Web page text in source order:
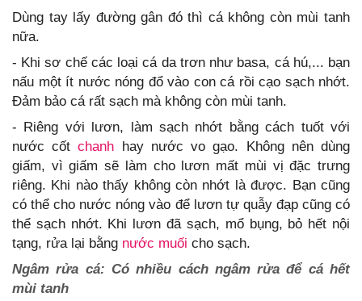
Dùng tay lấy đường gân đó thì cá không còn mùi tanh
nữa.
- Khi sơ chế các loại cá da trơn như basa, cá hú,... bạn
nấu một ít nước nóng đổ vào con cá rồi cạo sạch nhớt.
Đảm bảo cá rất sạch mà không còn mùi tanh.
- Riêng với lươn, làm sạch nhớt bằng cách tuốt với
nước cốtchanh hay nước vo gạo. Không nên dùng
giấm, vì giấm sẽ làm cho lươn mất mùi vị đặc trưng
riêng. Khi nào thấy không còn nhớt là được. Bạn cũng
có thể cho nước nóng vào để lươn tự quẫy đạp cũng có
thể sạch nhớt. Khi lươn đã sạch, mổ bụng, bỏ hết nội
tạng, rửa lại bằng nước muối cho sạch.
Ngâm rửa cá: Có nhiều cách ngâm rửa để cá hết
mùi tanh